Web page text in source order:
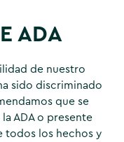
ADA
de nuestro
sido discriminado
que se
ADA o presente
todos los hechos y